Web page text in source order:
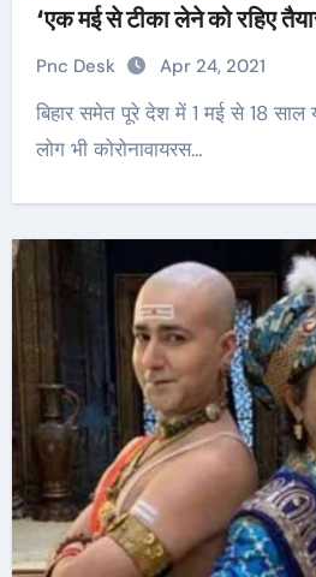
‘एक मई से टीका लेने को रहिए
Pnc Desk Apr 24, 2021
बिहार समेत पूरे देश में 1 मई से 18 साल या इससे ज्यादा उम्र के
लोग भी कोरोनावायरस…